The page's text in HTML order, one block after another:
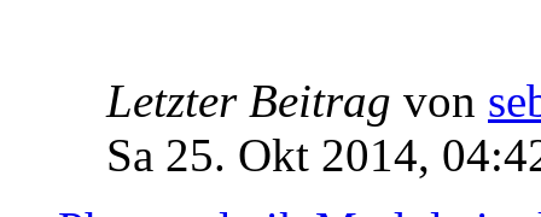
Letzter Beitrag von
Sa 25. Okt 2014,